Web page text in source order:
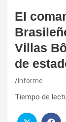
El
Villas
de
Informe
Tiempo de